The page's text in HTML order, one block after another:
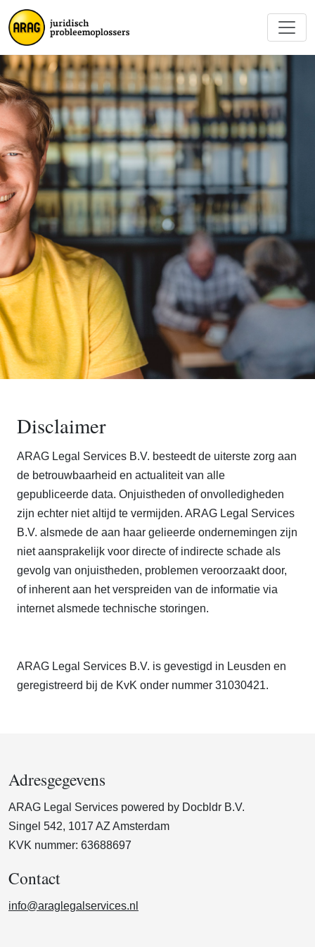
Disclaimer
ARAG Legal Services B.V. besteedt de uiterste zorg aan
de betrouwbaarheid en actualiteit van alle
gepubliceerde data. Onjuistheden of onvolledigheden
zijn echter niet altijd te vermijden. ARAG Legal Services
B.V. alsmede de aan haar gelieerde ondernemingen zijn
niet aansprakelijk voor directe of indirecte schade als
gevolg van onjuistheden, problemen veroorzaakt door,
of inherent aan het verspreiden van de informatie via
internet alsmede technische storingen.
ARAG Legal Services B.V. is gevestigd in Leusden en
geregistreerd bij de KvK onder nummer 31030421.
Adresgegevens
ARAG Legal Services powered by Docbldr B.V.
Singel 542, 1017 AZ Amsterdam
KVK nummer: 63688697
Contact
info@araglegalservices.nl